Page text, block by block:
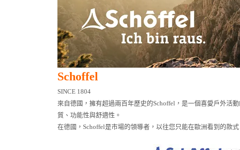
Schoffel
SINCE 1804
來自德國，擁有超過兩百年歷史的Schoffel，是一個喜愛戶外活
質、功能性與舒適性。
在德國，Schoffel是市場的領導者，以往您只能在歐洲看到的款